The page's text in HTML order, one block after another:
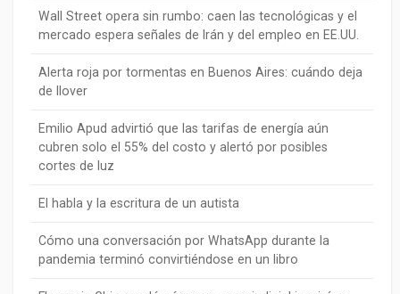
Wall Street opera sin rumbo: caen las tecnológicas y el
mercado espera señales de Irán y del empleo en EE.UU.
Alerta roja por tormentas en Buenos Aires: cuándo deja
de llover
Emilio Apud advirtió que las tarifas de energía aún
cubren solo el 55% del costo y alertó por posibles
cortes de luz
El habla y la escritura de un autista
Cómo una conversación por WhatsApp durante la
pandemia terminó convirtiéndose en un libro